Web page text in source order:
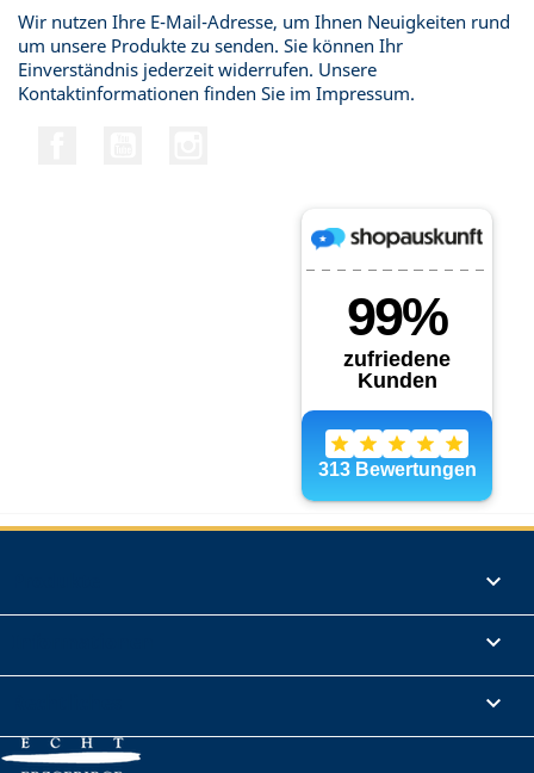
Wir nutzen Ihre E-Mail-Adresse, um Ihnen Neuigkeiten rund
um unsere Produkte zu senden. Sie können Ihr
Einverständnis jederzeit widerrufen. Unsere
Kontaktinformationen finden Sie im Impressum.


